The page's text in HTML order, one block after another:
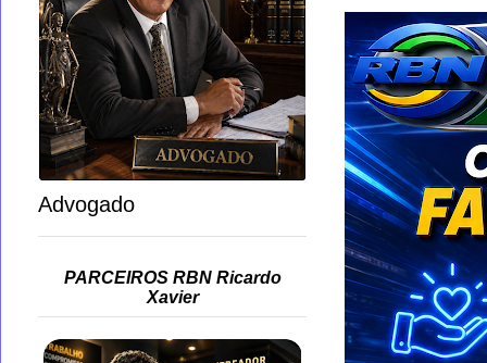
Advogado
PARCEIROS RBN Ricardo
Xavier